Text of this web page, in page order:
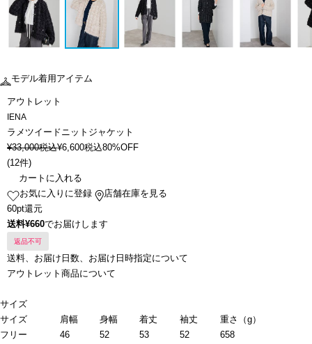
モデル着用アイテム
アウトレット
IENA
ラメツイードニットジャケット
¥33,000税込¥6,600税込80%OFF
(12件)
カートに入れる
お気に入りに登録
店舗在庫を見る
60pt還元
送料¥660でお届けします
返品不可
送料、お届け日数、お届け日時指定について
アウトレット商品について
サイズ
サイズ
肩幅 身幅 着丈 袖丈
重さ（g）
フリー
46 52 53 52
658